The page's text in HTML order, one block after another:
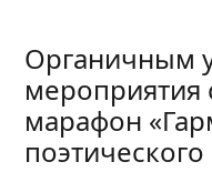
Органичным
мероприятия
марафон